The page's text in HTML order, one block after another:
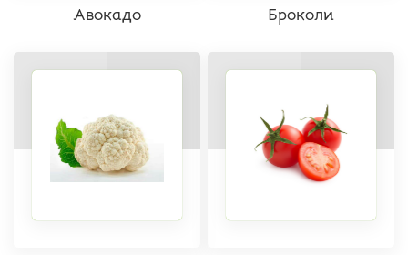
Авокадо Броколи